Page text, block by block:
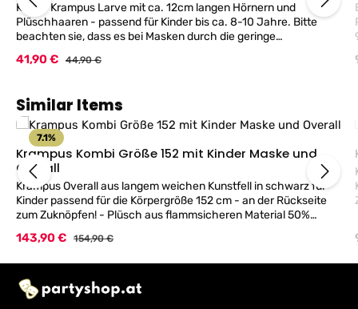
Kinder Krampus Larve mit ca. 12cm langen Hörnern und
Plüschhaaren - passend für Kinder bis ca. 8-10 Jahre. Bitte
beachten sie, dass es bei Masken durch die geringe
Augenöffung etwas größer ausschneiden und die dann
Verkaufspreis:
41,90 € Regulärer Preis:
44,90 €
Produktgalerie überspringen
Similar Items
7.1%
Krampus Kombi Größe 152 mit Kinder Maske und
Overall
Krampus Overall aus langem weichen Kunstfell in schwarz für
Kinder passend für die Körpergröße 152 cm - an der Rückseite
zum Zuknöpfen! - Plüsch aus flammsicheren Material 50%
Größe:Länge Kragen-Beinende ca.128cm, Taillenumfang
bei Masken durch die geringe Durchblickmöglichkeit immer
Sichteinschränkungen möglich sind! 'UNSER TIP: Die
Verkaufspreis:
143,90 € Regulärer Preis:
154,90 €